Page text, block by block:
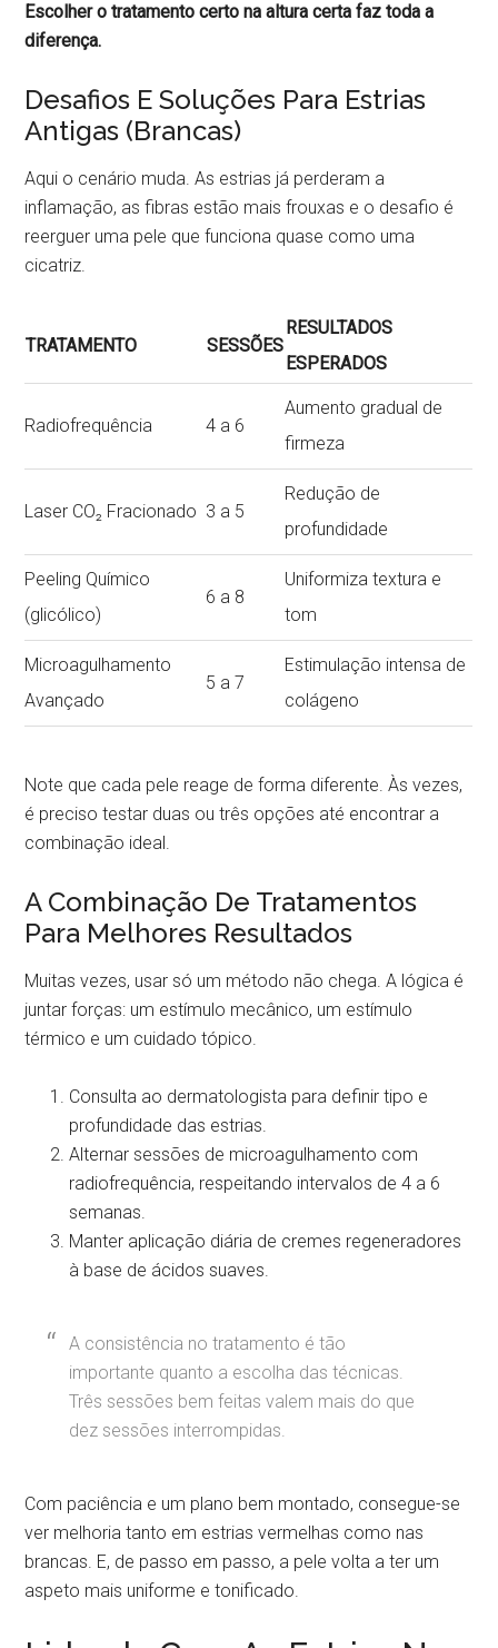
Escolher o tratamento certo na altura certa faz toda a
diferença.
Desafios E Soluções Para Estrias
Antigas (Brancas)
Aqui o cenário muda. As estrias já perderam a
inflamação, as fibras estão mais frouxas e o desafio é
reerguer uma pele que funciona quase como uma
cicatriz.
TRATAMENTO SESSÕES
RESULTADOS
ESPERADOS
Radiofrequência 4 a 6
Aumento gradual de
firmeza
Laser CO₂ Fracionado 3 a 5
Redução de
profundidade
Peeling Químico
(glicólico)
6 a 8
Uniformiza textura e
tom
Microagulhamento
Avançado
5 a 7
Estimulação intensa de
colágeno
Note que cada pele reage de forma diferente. Às vezes,
é preciso testar duas ou três opções até encontrar a
combinação ideal.
A Combinação De Tratamentos
Para Melhores Resultados
Muitas vezes, usar só um método não chega. A lógica é
juntar forças: um estímulo mecânico, um estímulo
térmico e um cuidado tópico.
Consulta ao dermatologista para definir tipo e
profundidade das estrias.
Alternar sessões de microagulhamento com
radiofrequência, respeitando intervalos de 4 a 6
semanas.
Manter aplicação diária de cremes regeneradores
à base de ácidos suaves.
A consistência no tratamento é tão
importante quanto a escolha das técnicas.
Três sessões bem feitas valem mais do que
dez sessões interrompidas.
Com paciência e um plano bem montado, consegue-se
ver melhoria tanto em estrias vermelhas como nas
brancas. E, de passo em passo, a pele volta a ter um
aspeto mais uniforme e tonificado.